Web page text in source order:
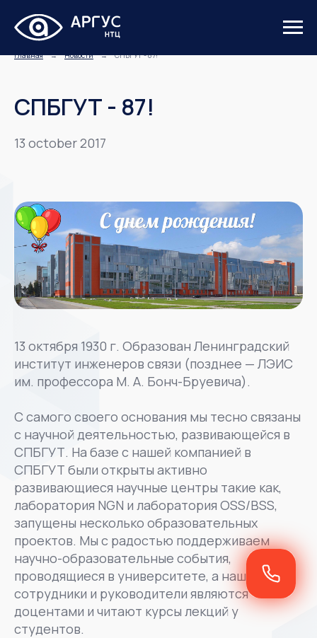
Главная → Новости → СПБГУТ - 87!
СПБГУТ - 87!
13 october 2017
13 октября 1930 г. Образован Ленинградский
институт инженеров связи (позднее — ЛЭИС
им. профессора М. А. Бонч-Бруевича).
С самого своего основания мы тесно связаны
с научной деятельностью, развивающейся в
СПБГУТ. На базе с нашей компанией в
СПБГУТ были открыты активно
развивающиеся научные центры такие как,
лаборатория NGN и лаборатория OSS/BSS,
запущены несколько образовательных
проектов. Мы с радостью поддерживаем
научно-образовательные события,
проводящиеся в университете, а наши
сотрудники и руководители являются
доцентами и читают курсы лекций у
студентов.